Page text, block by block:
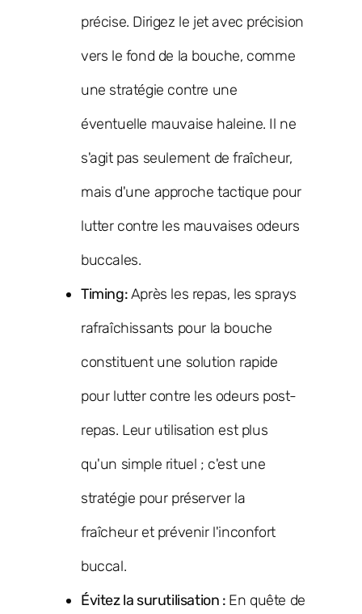
précise. Dirigez le jet avec précision
vers le fond de la bouche, comme
une stratégie contre une
éventuelle mauvaise haleine. Il ne
s'agit pas seulement de fraîcheur,
mais d'une approche tactique pour
lutter contre les mauvaises odeurs
buccales.
Timing:Après les repas, les sprays
rafraîchissants pour la bouche
constituent une solution rapide
pour lutter contre les odeurs post-
repas. Leur utilisation est plus
qu'un simple rituel ; c'est une
stratégie pour préserver la
fraîcheur et prévenir l'inconfort
buccal.
Évitez la surutilisation : En quête de